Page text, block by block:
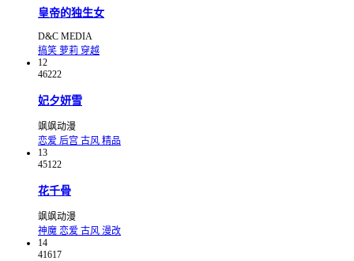
皇帝的独生女
D&C MEDIA
搞笑 萝莉 穿越
12
46222
妃夕妍雪
飒飒动漫
恋爱 后宫 古风 精品
13
45122
花千骨
飒飒动漫
神魔 恋爱 古风 漫改
14
41617